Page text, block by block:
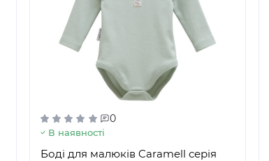
0
В наявності
Боді для малюків Caramell серія